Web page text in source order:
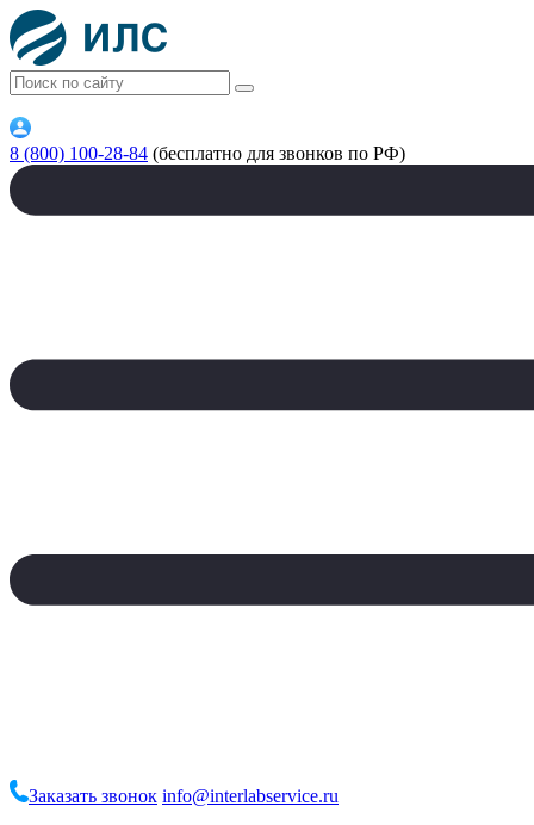
8 (800) 100-28-84 (бесплатно для звонков по РФ)
Заказать звонок info@interlabservice.ru